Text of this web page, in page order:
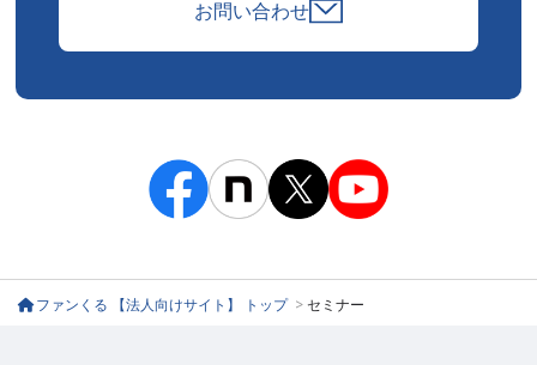
お問い合わせ
ファンくる 【法人向けサイト】 トップ >セミナー